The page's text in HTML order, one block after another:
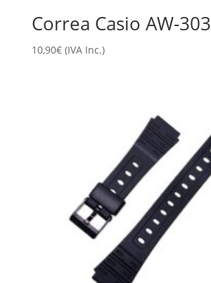
Correa Casio AW-303
10,90€ (IVA Inc.)